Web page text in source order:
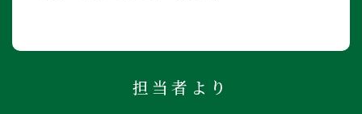
担当者より